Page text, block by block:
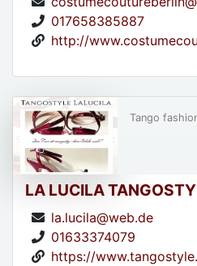
017658385887
http://
LA LUCILA
la.lucila@web.de
01633374079
https://
Tango